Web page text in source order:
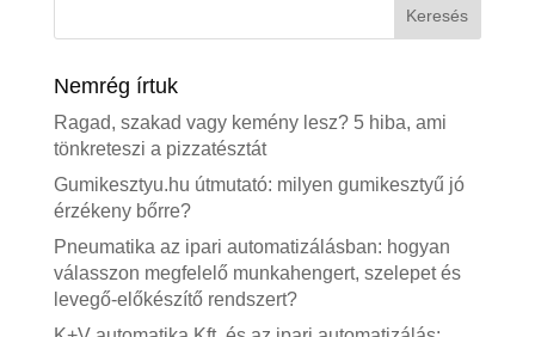
Nemrég írtuk
Ragad, szakad vagy kemény lesz? 5 hiba, ami
tönkreteszi a pizzatésztát
Gumikesztyu.hu útmutató: milyen gumikesztyű jó
érzékeny bőrre?
Pneumatika az ipari automatizálásban: hogyan
válasszon megfelelő munkahengert, szelepet és
levegő-előkészítő rendszert?